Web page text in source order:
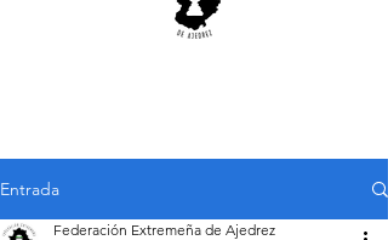
Entrada
Federación Extremeña de Ajedrez